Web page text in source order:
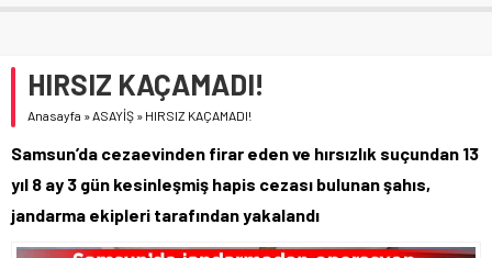
HIRSIZ KAÇAMADI!
Anasayfa »ASAYİŞ » HIRSIZ KAÇAMADI!
Samsun’da cezaevinden firar eden ve hırsızlık suçundan 13
yıl 8 ay 3 gün kesinleşmiş hapis cezası bulunan şahıs,
jandarma ekipleri tarafından yakalandı